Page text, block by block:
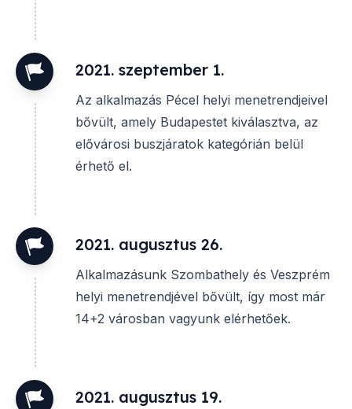
2021. szeptember 1.
Az alkalmazás Pécel helyi menetrendjeivel
bővült, amely Budapestet kiválasztva, az
elővárosi buszjáratok kategórián belül
érhető el.
2021. augusztus 26.
Alkalmazásunk Szombathely és Veszprém
helyi menetrendjével bővült, így most már
14+2 városban vagyunk elérhetőek.
2021. augusztus 19.